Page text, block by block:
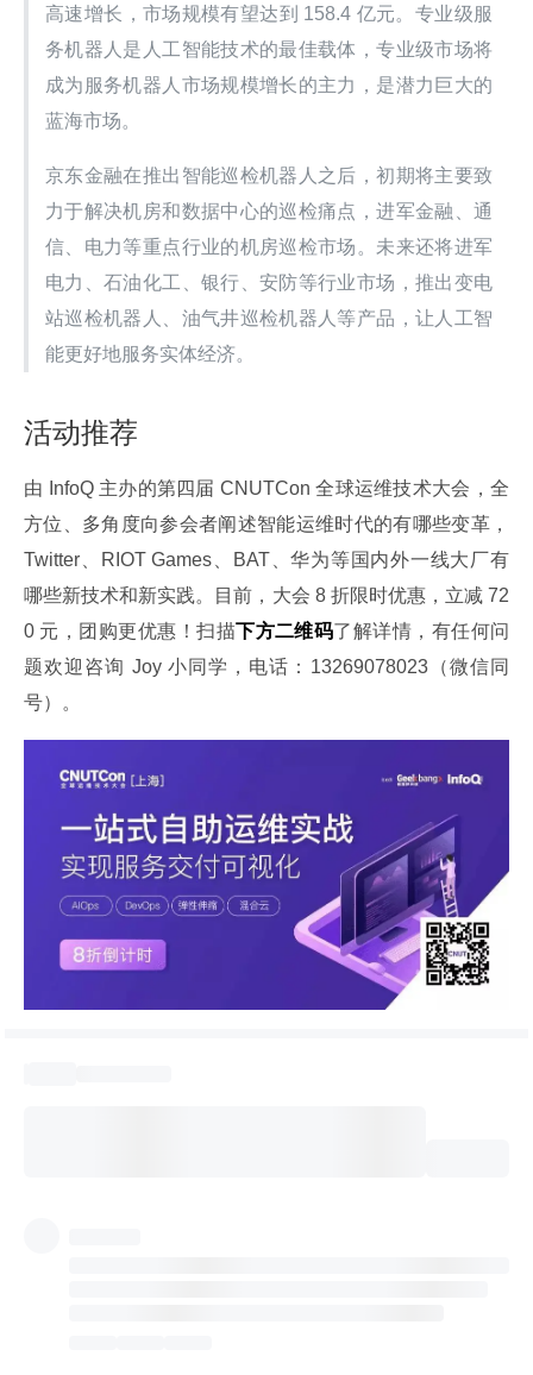
高速增长，市场规模有望达到 158.4 亿元。专业级服
务机器人是人工智能技术的最佳载体，专业级市场将
成为服务机器人市场规模增长的主力，是潜力巨大的
蓝海市场。
京东金融在推出智能巡检机器人之后，初期将主要致
力于解决机房和数据中心的巡检痛点，进军金融、通
信、电力等重点行业的机房巡检市场。未来还将进军
电力、石油化工、银行、安防等行业市场，推出变电
站巡检机器人、油气井巡检机器人等产品，让人工智
能更好地服务实体经济。
活动推荐
由 InfoQ 主办的第四届 CNUTCon 全球运维技术大会，全
方位、多角度向参会者阐述智能运维时代的有哪些变革，
Twitter、RIOT Games、BAT、华为等国内外一线大厂有
哪些新技术和新实践。目前，大会 8 折限时优惠，立减 72
0 元，团购更优惠！扫描下方二维码了解详情，有任何问
题欢迎咨询 Joy 小同学，电话：13269078023（微信同
号）。